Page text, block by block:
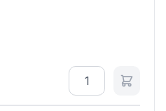
Množstvo